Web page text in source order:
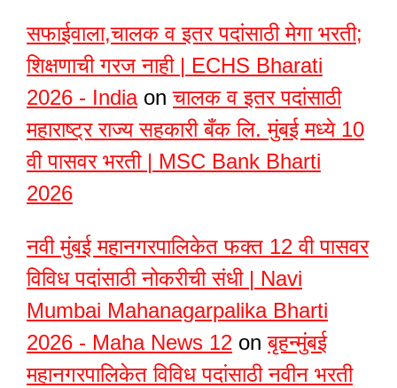
सफाईवाला,चालक व इतर पदांसाठी मेगा भरती;
शिक्षणाची गरज नाही | ECHS Bharati
2026 - Indiaonचालक व इतर पदांसाठी
महाराष्ट्र राज्य सहकारी बँक लि. मुंबई मध्ये 10
वी पासवर भरती | MSC Bank Bharti
2026
नवी मुंबई महानगरपालिकेत फक्त 12 वी पासवर
विविध पदांसाठी नोकरीची संधी | Navi
Mumbai Mahanagarpalika Bharti
2026 - Maha News 12 onबृहन्मुंबई
महानगरपालिकेत विविध पदांसाठी नवीन भरती